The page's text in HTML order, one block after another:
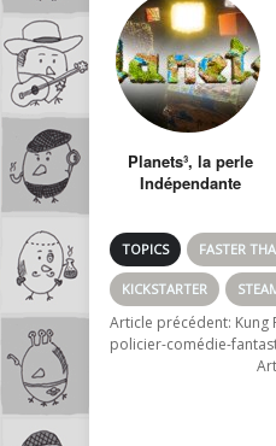
Planets³, la perle
Indépendante
TOPICS FASTER
KICKSTARTER
Article précédent: Kung
policier-comédie-